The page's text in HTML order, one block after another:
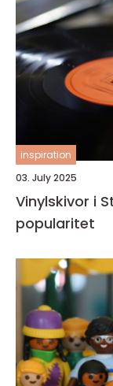
inspiration
03. July 2025
Vinylskivor i
popularitet